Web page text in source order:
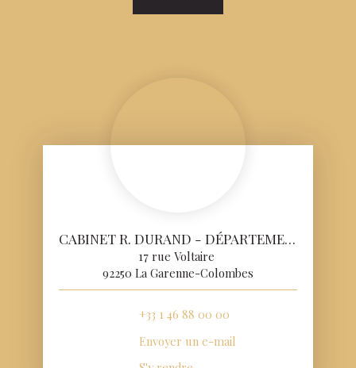
CABINET R. DURAND - DÉPARTEMENT VENTE
17 rue Voltaire
92250 La Garenne-Colombes
+33 1 46 88 00 00
Envoyer un e-mail